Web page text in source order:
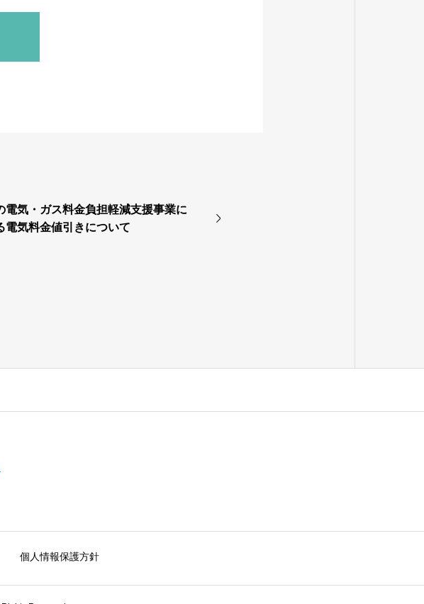
電気・ガス料金負担軽減支援事業に
電気料金値引きについて
個人情報保護方針